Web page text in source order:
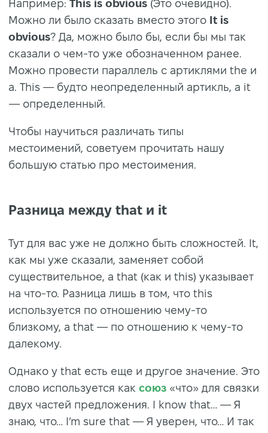
Например: This is obvious (Это очевидно).
Можно ли было сказать вместо этого It is
obvious? Да, можно было бы, если бы мы так
сказали о чем-то уже обозначенном ранее.
Можно провести параллель с артиклями the и
a. This — будто неопределенный артикль, а it
— определенный.
Чтобы научиться различать типы
местоимений, советуем прочитать нашу
большую статью про местоимения.
Разница между that и it
Тут для вас уже не должно быть сложностей. It,
как мы уже сказали, заменяет собой
существительное, а that (как и this) указывает
на что-то. Разница лишь в том, что this
используется по отношению чему-то
близкому, а that — по отношению к чему-то
далекому.
Однако у that есть еще и другое значение. Это
слово используется как союз «что» для связки
двух частей предложения. I know that… — Я
знаю, что… I’m sure that — Я уверен, что… И так